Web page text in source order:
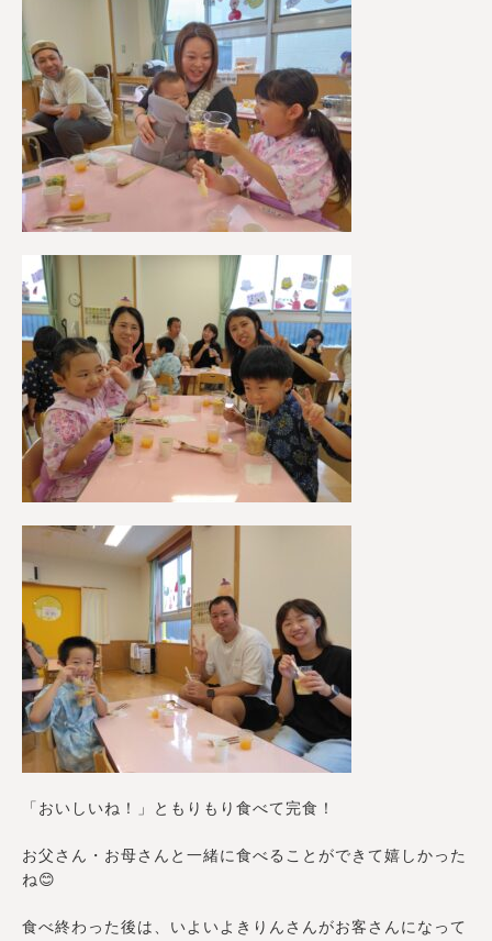
「おいしいね！」ともりもり食べて完食！
お父さん・お母さんと一緒に食べることができて嬉しかった
ね😊
食べ終わった後は、いよいよきりんさんがお客さんになって